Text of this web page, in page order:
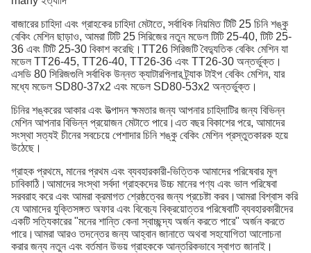
বাজারের চাহিদা এবং গ্রাহকের চাহিদা মেটাতে, সর্বাধিক নিয়মিত টিটি 25 চিনি শঙ্কু
বেকিং মেশিন ছাড়াও, আমরা টিটি 25 সিরিজের নতুন মডেল টিটি 25-40, টিটি 25-
36 এবং টিটি 25-30 বিকাশ করেছি।TT26 সিরিজটি বৈদ্যুতিক বেকিং মেশিন যা
মডেল TT26-45, TT26-40, TT26-36 এবং TT26-30 অন্তর্ভুক্ত।
এসডি 80 সিরিজগুলি সর্বাধিক উন্নত ক্যাটারপিলার ট্র্যাক টাইপ বেকিং মেশিন, যার
মধ্যে মডেল SD80-37x2 এবং মডেল SD80-53x2 অন্তর্ভুক্ত।
চিনির শঙ্করের আকার এবং উত্পাদন ক্ষমতার জন্য আপনার চাহিদাটির জন্য বিভিন্ন
মেশিন আপনার বিভিন্ন প্রয়োজন মেটাতে পারে।এত বছর বিকাশের পরে, আমাদের
সংস্থা সত্যই চীনের সবচেয়ে পেশাদার চিনি শঙ্কু বেকিং মেশিন প্রস্তুতকারক হয়ে
উঠেছে।
গ্রাহক প্রথমে, মানের প্রথম এবং ব্যবহারকারী-ভিত্তিক আমাদের পরিষেবার মূল
চাবিকাঠি।আমাদের সংস্থা সর্বদা গ্রাহকদের উচ্চ মানের পণ্য এবং ভাল পরিষেবা
সরবরাহ করে এবং আমরা ক্রমাগত শ্রেষ্ঠত্বের জন্য প্রচেষ্টা করব।আমরা বিশ্বাস করি
যে আমাদের যুক্তিসঙ্গত অফার এবং বিবেচ্য বিক্রয়োত্তর পরিষেবাটি ব্যবহারকারীদের
একটি সত্যিকারের "মনের শান্তি কেনা স্বাচ্ছন্দ্য অর্জন করতে পারে" অর্জন করতে
পারে।আমরা আরও তদন্তের জন্য আহ্বান জানাতে অথবা সহযোগিতা আলোচনা
করার জন্য নতুন এবং বর্তমান উভয় গ্রাহককে আন্তরিকভাবে স্বাগত জানাই।